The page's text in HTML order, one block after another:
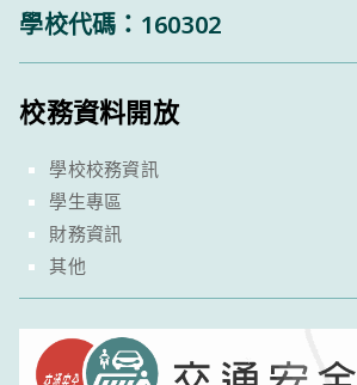
學校代碼：160302
校務資料開放
學校校務資訊
學生專區
財務資訊
其他